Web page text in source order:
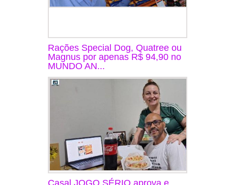
Rações Special Dog, Quatree ou
Magnus por apenas R$ 94,90 no
MUNDO AN...
Casal JOGO SÉRIO aprova e